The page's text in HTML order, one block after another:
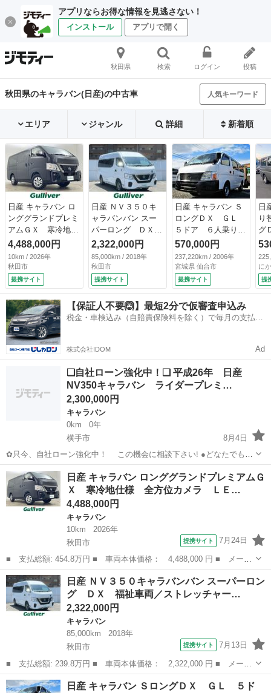
アプリならお得な情報を見逃さない！
インストール アプリで開く
秋田県 検索 ログイン 投稿
秋田県のキャラバン(日産)の中古車 人気キーワード
エリア ジャンル 詳細 新着順
日産 キャラバン ロ
ンググランドプレミ
アムＧＸ 寒冷地仕
様 全方位カメラ
ＬＥＤオートライ
ト パワースライド
ドア ハーフレザー
シート シートヒー
ター クリアランス
ソナー 電動格納ミ
ラー 革巻きステア
リング ステアリン
グスイッチ スマー
トキー （検10.1）
4,488,000円
10km / 2026年
秋田市
提携サイト
日産 ＮＶ３５０キ
ャラバンバン スー
パーロング ＤＸ
福祉車両／ストレッ
チャー１基／車いす
２基／純正オーディ
オ／リヤアームリフ
ト／オートステップ
／アラウンドビュー
モニター／リヤクー
ラー／電動格納ミラ
ル付きサマータイヤ
2,322,000円
85,000km / 2018年
秋田市
提携サイト
日産 キャラバン Ｓ
ロングＤＸ ＧＬ
５ドア ６人乗り
スーパーロング 積
載１２００Ｋｇ ト
ランポ （なし）
570,000円
237,220km / 2006年
宮城県 仙台市
提携サイト
日
り
グ
Ｔ
整
に
提
【保証人不要🙆】最短2分で仮審査申込み
税金・車検込み（自賠責保険料を除く）で毎月の支払額
株式会社IDOM Ad
❑自社ローン強化中！❑ 平成26年 日産
NV350キャラバン ライダープレミ…
2,300,000円
キャラバン
0km
0年
横手市
8月4日
✿只今、自社ローン強化中！ この機会に相談下さい❕ ●どなたでも自
社ローン対応可能です● ・勤続年数の短い方や自営業
の方 ・パートやアルバイト勤務の主婦の方や派遣社員の方 ・自...
秋田 横手市 キャラバン
日産 キャラバン ロンググランドプレミアムＧ
Ｘ 寒冷地仕様 全方位カメラ ＬＥ…
4,488,000円
キャラバン
10km
2026年
秋田市
提携サイト 7月24日
■ 支払総額: 454.8万円 ■ 車両本体価格： 4,488,000 円 ■ メーカ
ー名： 日産 ■ 車種名： キャラバン ■ グレード名： ロンググ
ランドプレミアムＧＸ 寒冷地仕様 全方位カメラ ＬＥＤオートラ
イト パ...
秋田 秋田市 キャラバン
日産 ＮＶ３５０キャラバンバン スーパーロン
グ ＤＸ 福祉車両／ストレッチャー…
2,322,000円
キャラバン
85,000km
2018年
秋田市
提携サイト 7月13日
■ 支払総額: 239.8万円 ■ 車両本体価格： 2,322,000 円 ■ メーカ
ー名： 日産 ■ 車種名： ＮＶ３５０キャラバンバン ■ グレード
名： スーパーロング ＤＸ 福祉車両／ストレッチャー１基／車い
秋田 秋田市 キャラバン
日産 キャラバン ＳロングＤＸ ＧＬ ５ド